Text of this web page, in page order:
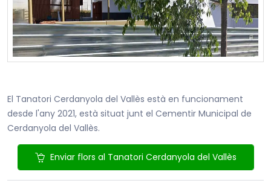
El Tanatori Cerdanyola del Vallès està en funcionament
desde l'any 2021, està situat junt el Cementir Municipal de
Cerdanyola del Vallès.
Enviar flors al Tanatori Cerdanyola del Vallès